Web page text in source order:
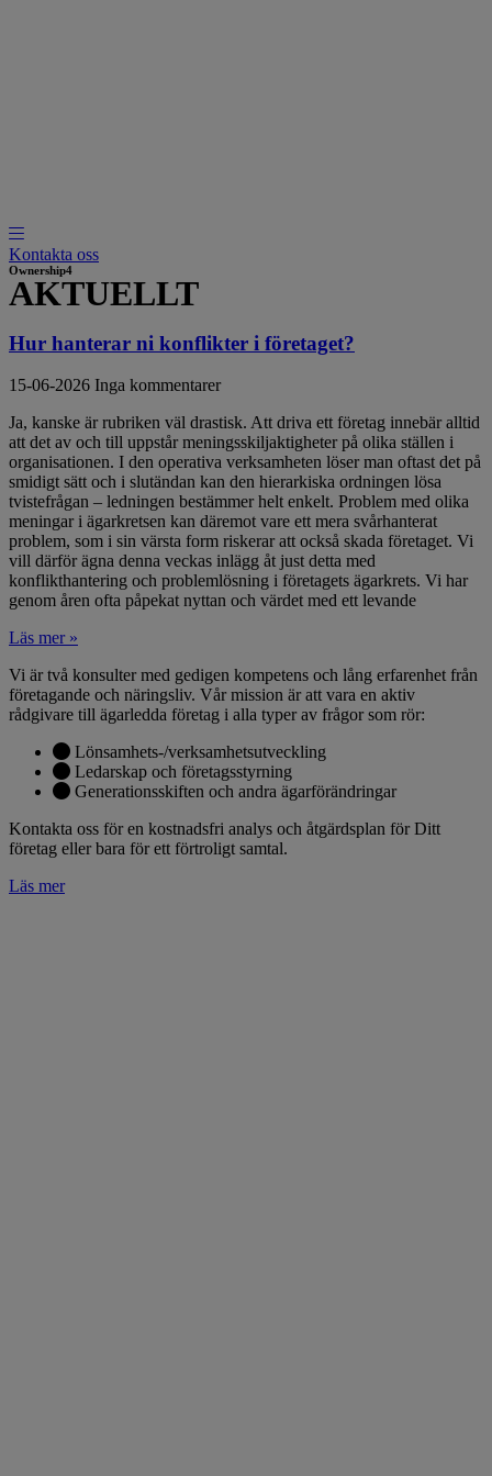
Kontakta oss
Ownership4
AKTUELLT
Hur hanterar ni konflikter i företaget?
15-06-2026 Inga kommentarer
Ja, kanske är rubriken väl drastisk. Att driva ett företag innebär alltid
att det av och till uppstår meningsskiljaktigheter på olika ställen i
organisationen. I den operativa verksamheten löser man oftast det på
smidigt sätt och i slutändan kan den hierarkiska ordningen lösa
tvistefrågan – ledningen bestämmer helt enkelt. Problem med olika
meningar i ägarkretsen kan däremot vare ett mera svårhanterat
problem, som i sin värsta form riskerar att också skada företaget. Vi
vill därför ägna denna veckas inlägg åt just detta med
konflikthantering och problemlösning i företagets ägarkrets. Vi har
genom åren ofta påpekat nyttan och värdet med ett levande
Läs mer »
Vi är två konsulter med gedigen kompetens och lång erfarenhet från
företagande och näringsliv. Vår mission är att vara en aktiv
rådgivare till ägarledda företag i alla typer av frågor som rör:
Lönsamhets-/verksamhetsutveckling
Ledarskap och företagsstyrning
Generationsskiften och andra ägarförändringar
Kontakta oss för en kostnadsfri analys och åtgärdsplan för Ditt
företag eller bara för ett förtroligt samtal.
Läs mer